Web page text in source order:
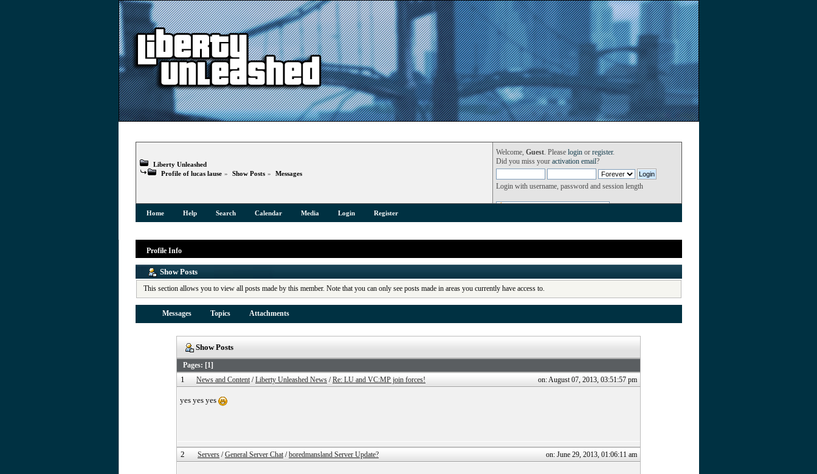
Welcome, Guest. Please loginor register.
Did you miss your activation email?
Login with username, password and session length
Liberty Unleashed
Profile of lucas lause » Show Posts » Messages
Home Help Search Calendar Media Login Register
Profile Info
Show Posts
This section allows you to view all posts made by this member. Note that you can only see posts made in areas you currently have access to.
Messages Topics Attachments
Show Posts
Pages: [ 1
1 News and Content/ Liberty Unleashed News / Re: LU and VC:MP join forces! on: August 07, 2013, 03:51:57 pm
yes yes yes
2 Servers / General Server Chat/ boredmansland Server Update? on: June 29, 2013, 01:06:11 am